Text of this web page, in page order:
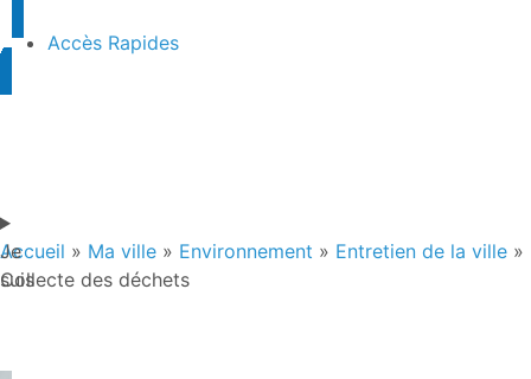
Accès Rapides
Je
suis
Accueil » Ma ville » Environnement » Entretien de la ville »
Collecte des déchets